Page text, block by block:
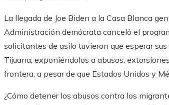
La llegada de Joe Biden a la Casa Blanca
Administración demócrata canceló el
solicitantes de asilo tuvieron que esperar
Tijuana, exponiéndolos a abusos,
frontera, a pesar de que Estados Unidos y
¿Cómo detener los abusos contra los